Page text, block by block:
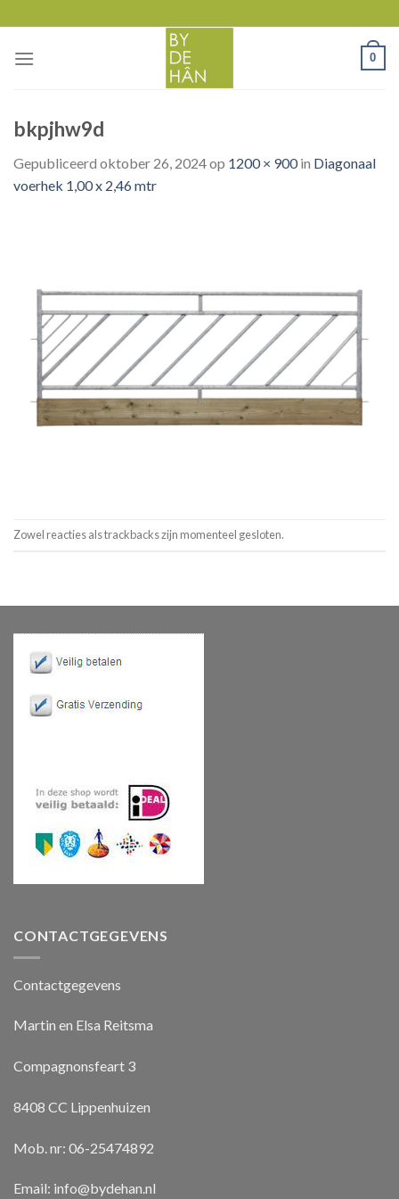
to
content
0
bkpjhw9d
Gepubliceerd oktober 26, 2024op 1200 × 900in Diagonaal
voerhek 1,00 x 2,46 mtr
Zowel reacties als trackbacks zijn momenteel gesloten.
CONTACTGEGEVENS
Contactgegevens
Martin en Elsa Reitsma
Compagnonsfeart 3
8408 CC Lippenhuizen
Mob. nr: 06-25474892
Email: info@bydehan.nl